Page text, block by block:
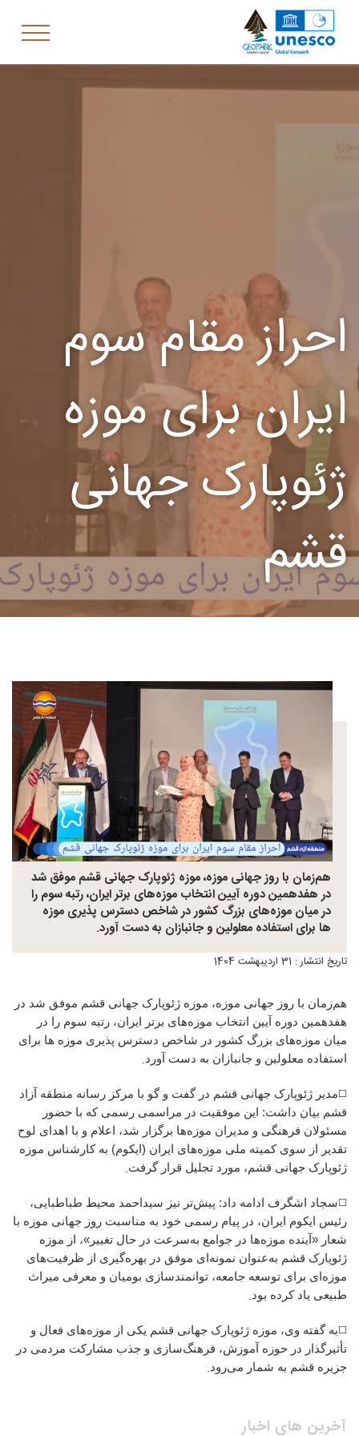
احراز مقام سوم
ایران برای موزه
ژئوپارک جهانی
قشم
هم‌زمان با روز جهانی موزه، موزه ژئوپارک جهانی قشم موفق شد
در هفدهمین دوره آیین انتخاب موزه‌های برتر ایران، رتبه سوم را
در میان موزه‌های بزرگ کشور در شاخص دسترس پذیری موزه
ها برای استفاده معلولین و جانبازان به دست آورد.
تاریخ انتشار : 31 اردیبهشت 1404
هم‌زمان با روز جهانی موزه، موزه ژئوپارک جهانی قشم موفق شد در
هفدهمین دوره آیین انتخاب موزه‌های برتر ایران، رتبه سوم را در
میان موزه‌های بزرگ کشور در شاخص دسترس پذیری موزه ها برای
استفاده معلولین و جانبازان به دست آورد.
◻️مدیر ژئوپارک جهانی قشم در گفت و گو با مرکز رسانه منطقه آزاد
قشم بیان داشت: این موفقیت در مراسمی رسمی که با حضور
مسئولان فرهنگی و مدیران موزه‌ها برگزار شد، اعلام و با اهدای لوح
تقدیر از سوی کمیته ملی موزه‌های ایران (ایکوم) به کارشناس موزه
ژئوپارک جهانی قشم، مورد تجلیل قرار گرفت.
◻️سجاد اشگرف ادامه داد: پیش‌تر نیز سیداحمد محیط طباطبایی،
رئیس ایکوم ایران، در پیام رسمی خود به مناسبت روز جهانی موزه با
شعار «آینده موزه‌ها در جوامع به‌سرعت در حال تغییر»، از موزه
ژئوپارک قشم به‌عنوان نمونه‌ای موفق در بهره‌گیری از ظرفیت‌های
موزه‌ای برای توسعه جامعه، توانمندسازی بومیان و معرفی میراث
طبیعی یاد کرده بود.
◻️به گفته وی، موزه ژئوپارک جهانی قشم یکی از موزه‌های فعال و
تأثیرگذار در حوزه آموزش، فرهنگ‌سازی و جذب مشارکت مردمی در
جزیره قشم به شمار می‌رود.
آخرین های اخبار